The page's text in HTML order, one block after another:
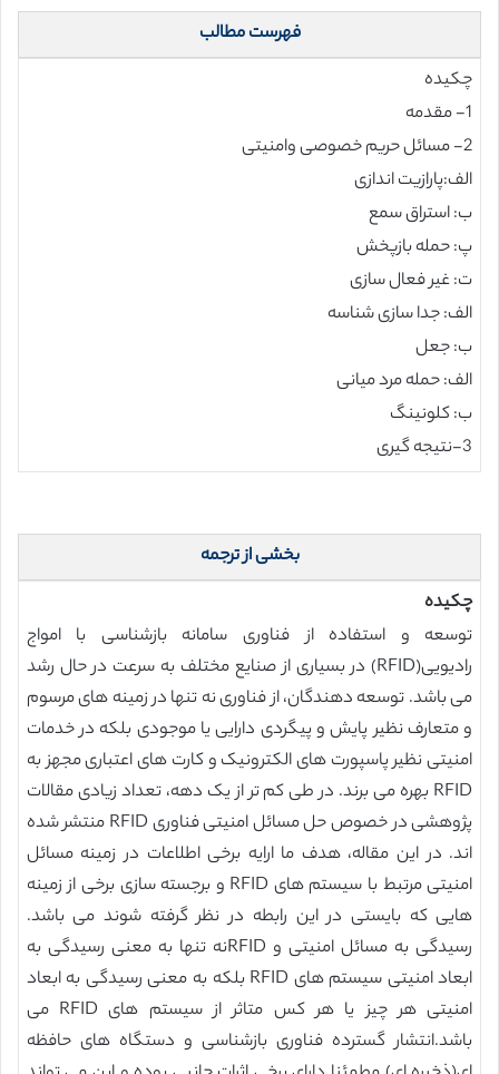
فهرست مطالب
چکیده
1- مقدمه
2- مسائل حریم خصوصی وامنیتی
الف:پارازیت اندازی
ب: استراق سمع
پ: حمله بازپخش
ت: غیر فعال سازی
الف: جدا سازی شناسه
ب: جعل
الف: حمله مرد میانی
ب: کلونینگ
3-نتیجه گیری
بخشی از ترجمه
چکیده
توسعه و استفاده از فناوری سامانه بازشناسی با امواج
رادیویی(RFID) در بسیاری از صنایع مختلف به سرعت در حال رشد
می باشد. توسعه دهندگان، از فناوری نه تنها در زمینه های مرسوم
و متعارف نظیر پایش و پیگردی دارایی یا موجودی بلکه در خدمات
امنیتی نظیر پاسپورت های الکترونیک و کارت های اعتباری مجهز به
RFID بهره می برند. در طی کم تر از یک دهه، تعداد زیادی مقالات
پژوهشی در خصوص حل مسائل امنیتی فناوری RFID منتشر شده
اند. در این مقاله، هدف ما ارایه برخی اطلاعات در زمینه مسائل
امنیتی مرتبط با سیستم های RFID و برجسته سازی برخی از زمینه
هایی که بایستی در این رابطه در نظر گرفته شوند می باشد.
رسیدگی به مسائل امنیتی و RFIDنه تنها به معنی رسیدگی به
ابعاد امنیتی سیستم های RFID بلکه به معنی رسیدگی به ابعاد
امنیتی هر چیز یا هر کس متاثر از سیستم های RFID می
باشد.انتشار گسترده فناوری بازشناسی و دستگاه های حافظه